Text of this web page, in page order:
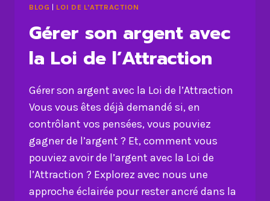
BLOG | LOI DE L'ATTRACTION
Gérer son argent avec
la Loi de l’Attraction
Gérer son argent avec la Loi de l’Attraction
Vous vous êtes déjà demandé si, en
contrôlant vos pensées, vous pouviez
gagner de l’argent ? Et, comment vous
pouviez avoir de l’argent avec la Loi de
l’Attraction ? Explorez avec nous une
approche éclairée pour rester ancré dans la